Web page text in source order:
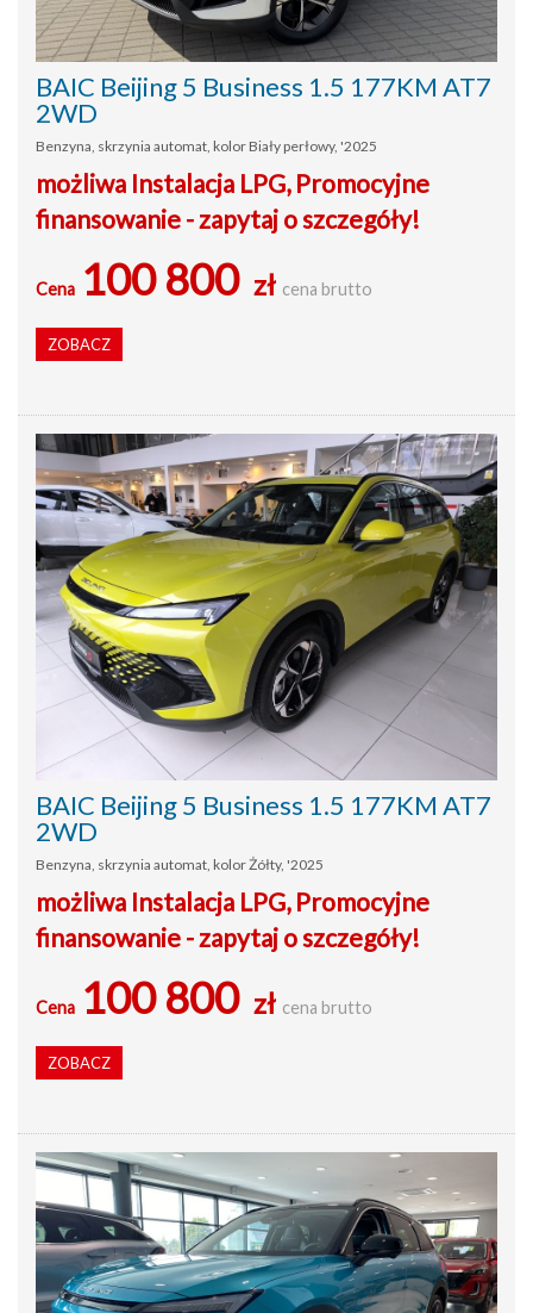
BAIC Beijing 5 Business 1.5 177KM AT7
2WD
Benzyna, skrzynia automat, kolor Biały perłowy, '2025
możliwa Instalacja LPG, Promocyjne
finansowanie - zapytaj o szczegóły!
Cena 100 800 zł cena brutto
ZOBACZ
BAIC Beijing 5 Business 1.5 177KM AT7
2WD
Benzyna, skrzynia automat, kolor Żółty, '2025
możliwa Instalacja LPG, Promocyjne
finansowanie - zapytaj o szczegóły!
Cena 100 800 zł cena brutto
ZOBACZ